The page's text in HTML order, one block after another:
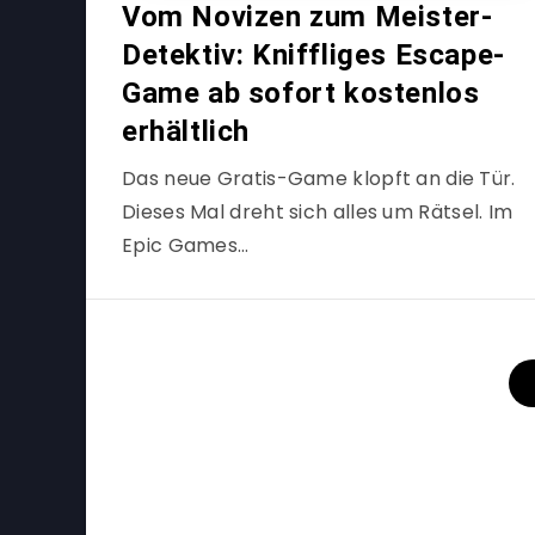
Vom Novizen zum Meister-
Detektiv: Kniffliges Escape-
Game ab sofort kostenlos
erhältlich
Das neue Gratis-Game klopft an die Tür.
Dieses Mal dreht sich alles um Rätsel. Im
Epic Games…